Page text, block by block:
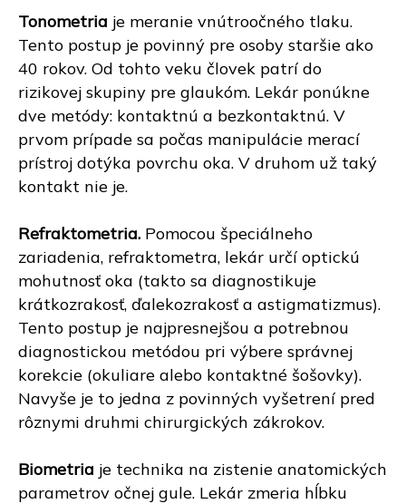
Tonometria je meranie vnútroočného tlaku.
Tento postup je povinný pre osoby staršie ako
40 rokov. Od tohto veku človek patrí do
rizikovej skupiny pre glaukóm. Lekár ponúkne
dve metódy: kontaktnú a bezkontaktnú. V
prvom prípade sa počas manipulácie merací
prístroj dotýka povrchu oka. V druhom už taký
kontakt nie je.
Refraktometria. Pomocou špeciálneho
zariadenia, refraktometra, lekár určí optickú
mohutnosť oka (takto sa diagnostikuje
krátkozrakosť, ďalekozrakosť a astigmatizmus).
Tento postup je najpresnejšou a potrebnou
diagnostickou metódou pri výbere správnej
korekcie (okuliare alebo kontaktné šošovky).
Navyše je to jedna z povinných vyšetrení pred
rôznymi druhmi chirurgických zákrokov.
Biometria je technika na zistenie anatomických
parametrov očnej gule. Lekár zmeria hĺbku